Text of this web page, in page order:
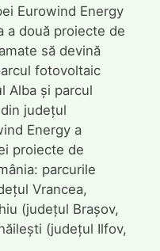
Eurowind Energy
a două proiecte de
să devină
fotovoltaic
Alba și parcul
județul
Energy a
proiecte de
parcurile
Vrancea,
(județul Brașov,
(județul Ilfov,